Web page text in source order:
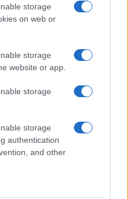
storage
on web or
storage
website or app.
storage
storage
authentication
and other
. Così,Carter, dopo